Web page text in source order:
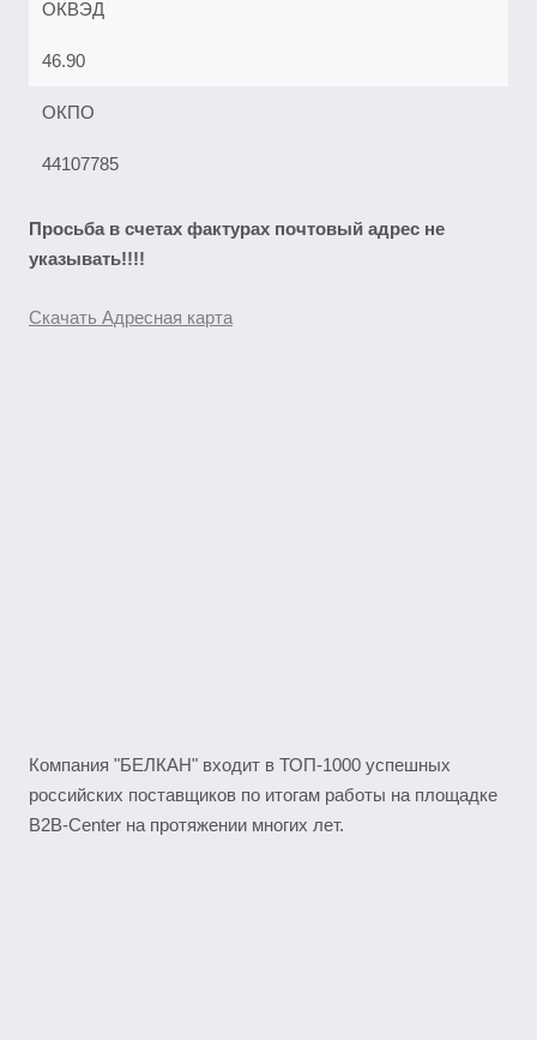
ОКВЭД
46.90
ОКПО
44107785
Просьба в счетах фактурах почтовый адрес не
указывать!!!!
Скачать Адресная карта
Компания "БЕЛКАН" входит в ТОП-1000 успешных
российских поставщиков по итогам работы на площадке
B2B-Center на протяжении многих лет.